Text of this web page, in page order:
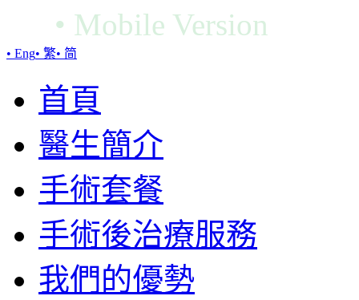
• Mobile Version
• Eng• 繁• 简
首頁
醫生簡介
手術套餐
手術後治療服務
我們的優勢